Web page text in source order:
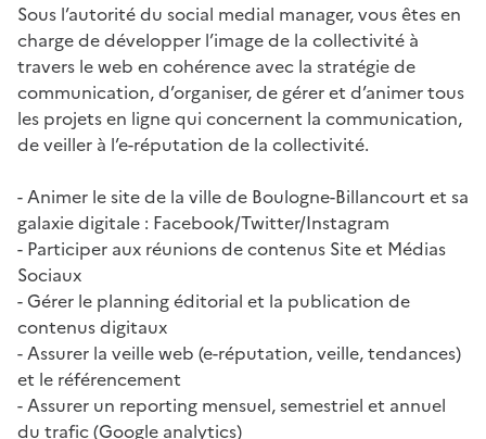
Sous l’autorité du social medial manager, vous êtes en
charge de développer l’image de la collectivité à
travers le web en cohérence avec la stratégie de
communication, d’organiser, de gérer et d’animer tous
les projets en ligne qui concernent la communication,
de veiller à l’e-réputation de la collectivité.
- Animer le site de la ville de Boulogne-Billancourt et sa
galaxie digitale : Facebook/Twitter/Instagram
- Participer aux réunions de contenus Site et Médias
Sociaux
- Gérer le planning éditorial et la publication de
contenus digitaux
- Assurer la veille web (e-réputation, veille, tendances)
et le référencement
- Assurer un reporting mensuel, semestriel et annuel
du trafic (Google analytics)